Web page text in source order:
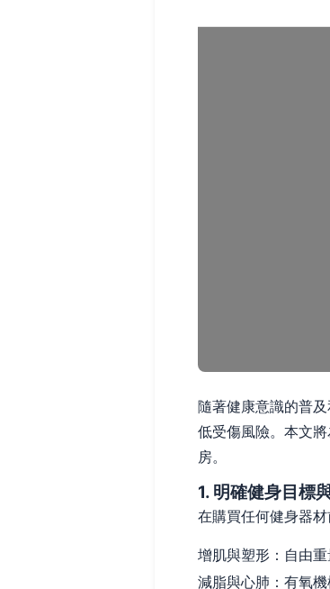
隨著健康意識的普
低受傷風險。本文
房。
1. 明確健身目標
在購買任何健身器
增肌與塑形：自由
減脂與心肺：有氧